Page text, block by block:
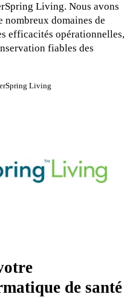
Living. Nous avons
nombreux domaines de
efficacités opérationnelles,
fiables des
Living
de santé